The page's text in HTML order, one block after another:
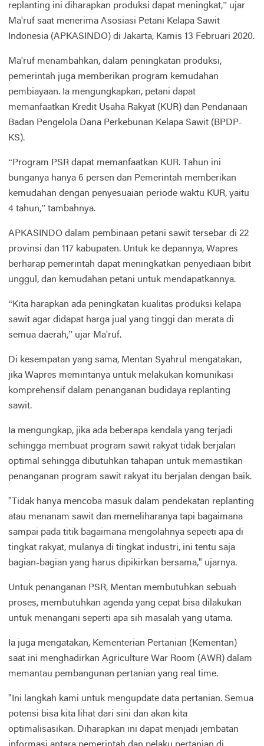
replanting ini diharapkan produksi dapat meningkat,” ujar
Ma'ruf saat menerima Asosiasi Petani Kelapa Sawit
Indonesia (APKASINDO) di Jakarta, Kamis 13 Februari 2020.
Ma'ruf menambahkan, dalam peningkatan produksi,
pemerintah juga memberikan program kemudahan
pembiayaan. Ia mengungkapkan, petani dapat
memanfaatkan Kredit Usaha Rakyat (KUR) dan Pendanaan
Badan Pengelola Dana Perkebunan Kelapa Sawit (BPDP-
KS).
“Program PSR dapat memanfaatkan KUR. Tahun ini
bunganya hanya 6 persen dan Pemerintah memberikan
kemudahan dengan penyesuaian periode waktu KUR, yaitu
4 tahun,” tambahnya.
APKASINDO dalam pembinaan petani sawit tersebar di 22
provinsi dan 117 kabupaten. Untuk ke depannya, Wapres
berharap pemerintah dapat meningkatkan penyediaan bibit
unggul, dan kemudahan petani untuk mendapatkannya.
“Kita harapkan ada peningkatan kualitas produksi kelapa
sawit agar didapat harga jual yang tinggi dan merata di
semua daerah,” ujar Ma'ruf.
Di kesempatan yang sama, Mentan Syahrul mengatakan,
jika Wapres memintanya untuk melakukan komunikasi
komprehensif dalam penanganan budidaya replanting
sawit.
Ia mengungkap, jika ada beberapa kendala yang terjadi
sehingga membuat program sawit rakyat tidak berjalan
optimal sehingga dibutuhkan tahapan untuk memastikan
penanganan program sawit rakyat itu berjalan dengan baik.
"Tidak hanya mencoba masuk dalam pendekatan replanting
atau menanam sawit dan memeliharanya tapi bagaimana
sampai pada titik bagaimana mengolahnya sepeeti apa di
tingkat rakyat, mulanya di tingkat industri, ini tentu saja
bagian-bagian yang harus dipikirkan bersama," ujarnya.
Untuk penanganan PSR, Mentan membutuhkan sebuah
proses, membutuhkan agenda yang cepat bisa dilakukan
untuk menangani seperti apa sih masalah yang utama.
Ia juga mengatakan, Kementerian Pertanian (Kementan)
saat ini menghadirkan Agriculture War Room (AWR) dalam
memantau pembangunan pertanian yang real time.
"Ini langkah kami untuk mengupdate data pertanian. Semua
potensi bisa kita lihat dari sini dan akan kita
optimalisasikan. Diharapkan ini dapat menjadi jembatan